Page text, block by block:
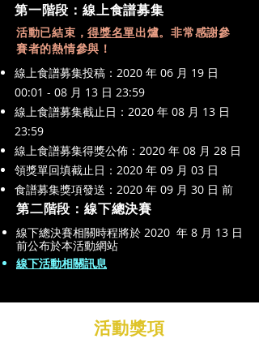
第一階段：線上食譜募集
線上食譜募集投稿：2020 年 06 月 19 日
00:01 - 08 月 13 日 23:59
線上食譜募集截止日：2020 年 08 月 13 日
23:59
線上食譜募集得獎公佈：2020 年 08 月 28 日
領獎單回填截止日：2020 年 09 月 03 日
食譜募集獎項發送：2020 年 09 月 30 日 前
第二階段：線下總決賽
線下總決賽相關時程將於 2020 年 8 月 13 日
前公布於本活動網站
活動已結束，得獎名單出爐。非常感謝參
賽者的熱情參與！
線下活動相關訊息
活動獎項